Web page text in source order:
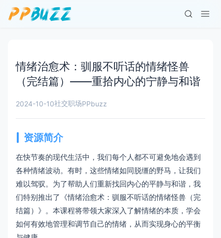
情绪治愈术：驯服不听话的情绪怪兽
（完结篇）——重拾内心的宁静与和谐
2024-10-10社交职场PPbuzz
资源简介
在快节奏的现代生活中，我们每个人都不可避免地会遇到
各种情绪波动。有时，这些情绪如同脱缰的野马，让我们
难以驾驭。为了帮助人们重新找回内心的平静与和谐，我
们特别推出了《情绪治愈术：驯服不听话的情绪怪兽（完
结篇）》。本课程将带领大家深入了解情绪的本质，学会
如何有效地管理和调节自己的情绪，从而实现身心的平衡